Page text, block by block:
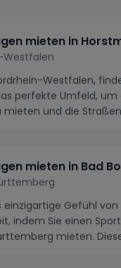
mieten in
Westfalen
Westfalen,
perfekte Umfeld, um
mieten und die
mieten in Bad
einzigartige Gefühl von
indem Sie einen
mieten.